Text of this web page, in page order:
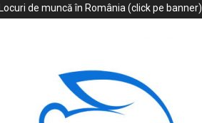
de muncă în România (click pe banner)